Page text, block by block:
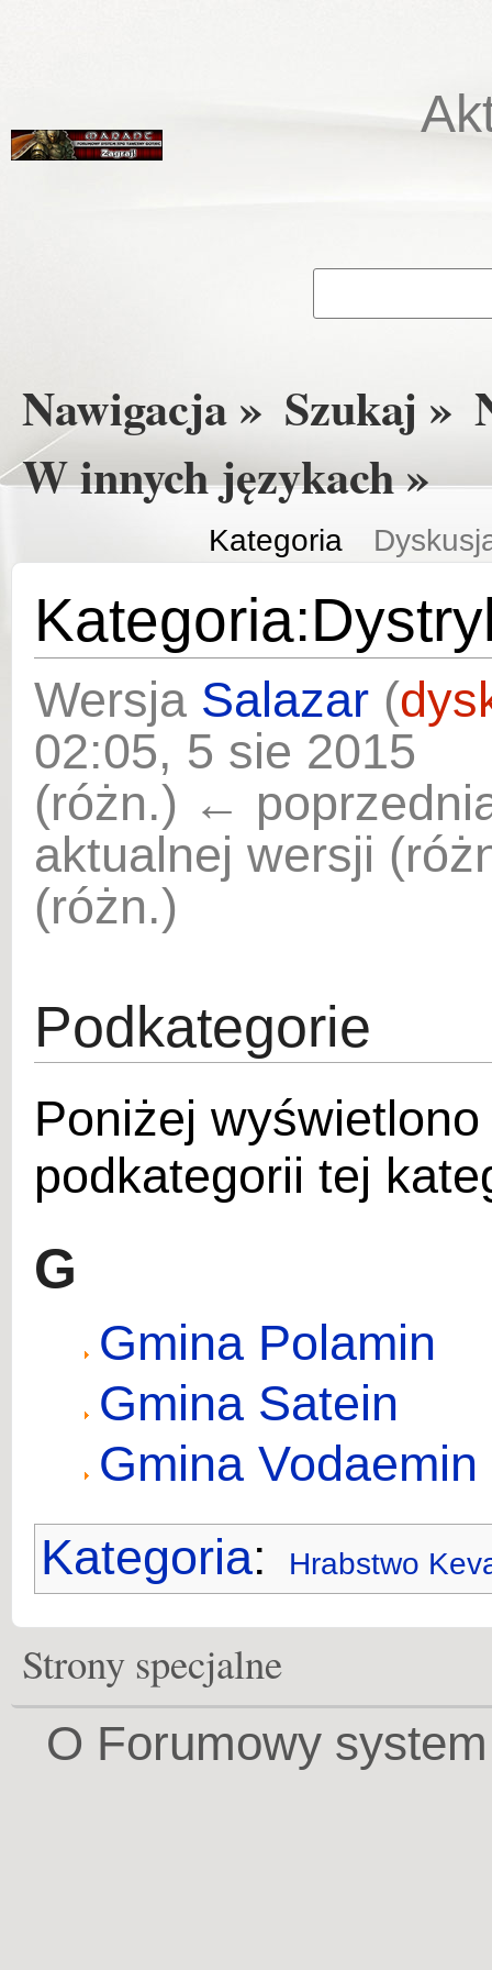
Nawigacja » Szukaj »
W innych językach »
Kategoria
Wersja Salazar (
02:05, 5 sie 2015
(różn.) ←
aktualnej wersji
(różn.)
Podkategorie
Poniżej
podkategorii tej
G
Gmina Polamin
Gmina Satein
Gmina Vodaemin
Kategoria: Hrabstwo
Strony specjalne
O Forumowy